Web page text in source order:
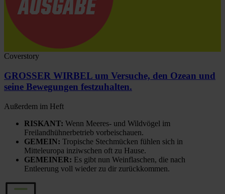
Coverstory
GROSSER WIRBEL um Versuche, den Ozean und
seine Bewegungen festzuhalten.
Außerdem im Heft
RISKANT: Wenn Meeres- und Wildvögel im
Freilandhühnerbetrieb vorbeischauen.
GEMEIN: Tropische Stechmücken fühlen sich in
Mitteleuropa inziwschen oft zu Hause.
GEMEINER: Es gibt nun Weinflaschen, die nach
Entleerung voll wieder zu dir zurückkommen.